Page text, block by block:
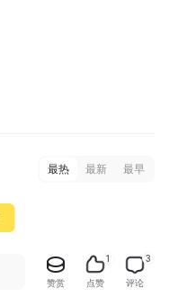
最热 最新 最早
赞赏
1
点赞
3
评论